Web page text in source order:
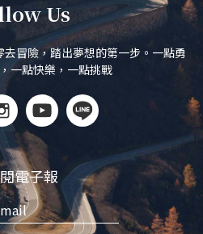
Us
冒險，踏出夢想的第一步。一點勇
一點快樂，一點挑戰
電子報